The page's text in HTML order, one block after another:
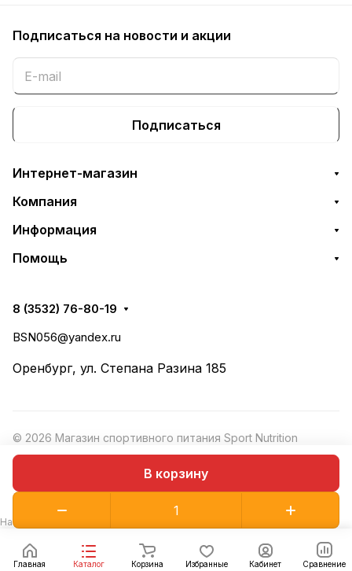
В корзину
Главная Каталог Корзина Избранные Кабинет Сравнение
Подписаться на новости и акции
Подписаться
Интернет-магазин
Компания
Информация
Помощь
8 (3532) 76-80-19
BSN056@yandex.ru
Оренбург, ул. Степана Разина 185
© 2026 Магазин спортивного питания Sport Nutrition
Рекомендательные
технологии
На сайте используются рекомендательные технологии.